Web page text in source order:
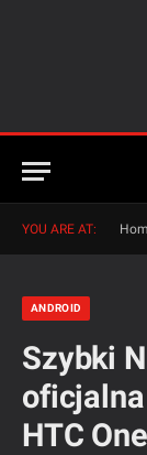
YOU ARE AT:
ANDROID
Szybki
HTC